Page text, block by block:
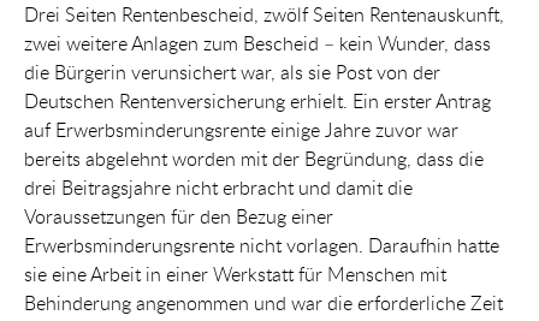
Drei Seiten Rentenbescheid, zwölf Seiten Rentenauskunft,
zwei weitere Anlagen zum Bescheid – kein Wunder, dass
die Bürgerin verunsichert war, als sie Post von der
Deutschen Rentenversicherung erhielt. Ein erster Antrag
auf Erwerbsminderungsrente einige Jahre zuvor war
bereits abgelehnt worden mit der Begründung, dass die
drei Beitragsjahre nicht erbracht und damit die
Voraussetzungen für den Bezug einer
Erwerbsminderungsrente nicht vorlagen. Daraufhin hatte
sie eine Arbeit in einer Werkstatt für Menschen mit
Behinderung angenommen und war die erforderliche Zeit